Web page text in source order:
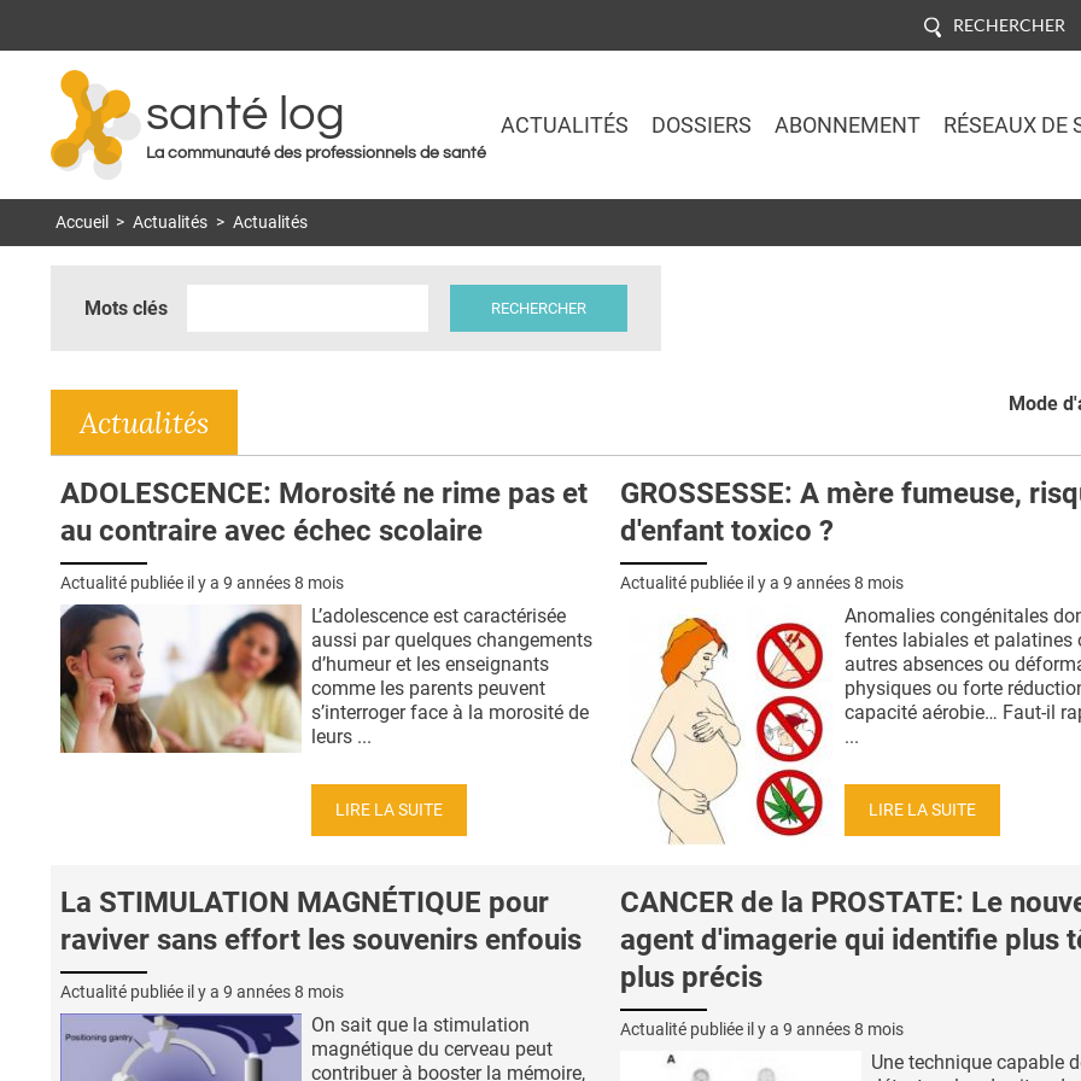
RECHERCHER
santé log
La communauté des professionnels de santé
ACTUALITÉS DOSSIERS ABONNEMENT RÉSEAUX DE
Accueil > Actualités > Actualités
Mots clés
Mode
Actualités
ADOLESCENCE: Morosité ne rime pas et
au contraire avec échec scolaire
Actualité publiée il y a 9 années 8 mois
L’adolescence est caractérisée
aussi par quelques changements
d’humeur et les enseignants
comme les parents peuvent
s’interroger face à la morosité de
leurs ...
LIRE LA SUITE
GROSSESSE: A mère fumeuse,
d'enfant toxico ?
Actualité publiée il y a 9 années 8 mois
Anomalies congénitales
fentes labiales et palatines
autres absences ou
physiques ou forte
capacité aérobie… Faut-il
...
LIRE LA SUITE
La STIMULATION MAGNÉTIQUE pour
raviver sans effort les souvenirs enfouis
Actualité publiée il y a 9 années 8 mois
On sait que la stimulation
magnétique du cerveau peut
contribuer à booster la mémoire,
CANCER de la PROSTATE: Le
agent d'imagerie qui identifie plus
plus précis
Actualité publiée il y a 9 années 8 mois
Une technique capable